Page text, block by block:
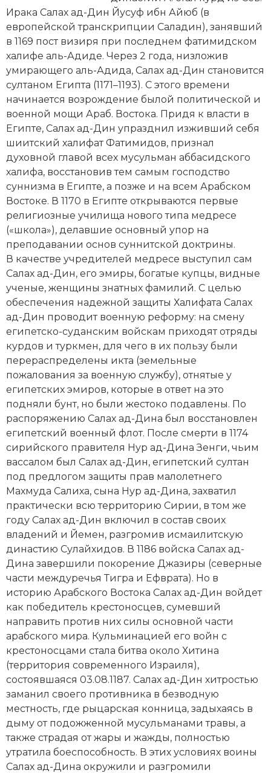
Генеалогия, геральдика
Государство и право
Европа
Империи
Историческая география и топонимика
История материальной и духовной культуры
История международных отношений
История, философия, теория и методология
исторического знания
Итория международных отношений
Латинская Америка
Новая история
Новейшая история
Нумизматика
Образование
Общественные объединения и организации
Политическая история
Революции и народные движения
Россия
Северная Америка
Социально-экономическая история
Специальные исторические дисциплины
СССР
Южная Америка
Ирака Салах ад-Дин Йусуф ибн Айюб (в
европейской транскрипции Саладин), занявший
в 1169 пост визиря при последнем фатимидском
халифе аль-Адиде. Через 2 года, низложив
умирающего аль-Адида, Салах ад-Дин становится
султаном Египта (1171–1193). С этого времени
начинается возрождение былой политической и
военной мощи Араб. Востока. Придя к власти в
Египте, Салах ад-Дин упразднил изживший себя
шиитский халифат Фатимидов, признал
духовной главой всех мусульман аббасидского
халифа, восстановив тем самым господство
суннизма в Египте, а позже и на всем Арабском
Востоке. В 1170 в Египте открываются первые
религиозные училища нового типа медресе
(«школа»), делавшие основный упор на
преподавании основ суннитской доктрины.
В качестве учредителей медресе выступил сам
Салах ад-Дин, его эмиры, богатые купцы, видные
ученые, женщины знатных фамилий. С целью
обеспечения надежной защиты Халифата Салах
ад-Дин проводит военную реформу: на смену
египетско-суданским войскам приходят отряды
курдов и туркмен, для чего в их пользу были
перераспределены икта (земельные
пожалования за военную службу), отнятые у
египетских эмиров, которые в ответ на это
подняли бунт, но были жестоко подавлены. По
распоряжению Салах ад-Дина был восстановлен
египетский военный флот. После смерти в 1174
сирийского правителя Нур ад-Дина Зенги, чьим
вассалом был Салах ад-Дин, египетский султан
под предлогом защиты прав малолетнего
Махмуда Салиха, сына Нур ад-Дина, захватил
практически всю территорию Сирии, в том же
году Салах ад-Дин включил в состав своих
владений и Йемен, разгромив исмаилитскую
династию Сулайхидов. В 1186 войска Са­лах ад-
Дина завершили покорение Джазиры (северные
части междуречья Тигра и Ефврата). Но в
историю Арабского Востока Салах ад-Дин войдет
как победитель крестоносцев, сумевший
направить против них силы основной части
арабского мира. Кульминацией его войн с
крестоносцами стала битва около Хитина
(территория современного Израиля),
состоявшаяся 03.08.1187. Салах ад-Дин хитростью
заманил своего противника в безводную
местность, где рыцарская конница, задыхаясь в
дыму от подожженной мусульманами травы, а
также страдая от жары и жажды, полностью
утратила боеспособность. В этих условиях воины
Салах ад-Дина окружили и разгромили